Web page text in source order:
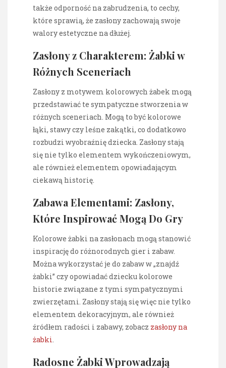
także odporność na zabrudzenia, to cechy,
które sprawią, że zasłony zachowają swoje
walory estetyczne na dłużej.
Zasłony z Charakterem: Żabki w
Różnych Sceneriach
Zasłony z motywem kolorowych żabek mogą
przedstawiać te sympatyczne stworzenia w
różnych sceneriach. Mogą to być kolorowe
łąki, stawy czy leśne zakątki, co dodatkowo
rozbudzi wyobraźnię dziecka. Zasłony stają
się nie tylko elementem wykończeniowym,
ale również elementem opowiadającym
ciekawą historię.
Zabawa Elementami: Zasłony,
Które Inspirować Mogą Do Gry
Kolorowe żabki na zasłonach mogą stanowić
inspirację do różnorodnych gier i zabaw.
Można wykorzystać je do zabaw w „znajdź
żabki” czy opowiadać dziecku kolorowe
historie związane z tymi sympatycznymi
zwierzętami. Zasłony stają się więc nie tylko
elementem dekoracyjnym, ale również
źródłem radości i zabawy, zobacz zasłony na
żabki.
Radosne Żabki Wprowadzają